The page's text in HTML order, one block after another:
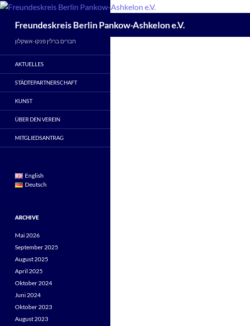
Zum
springenFreundeskreis Berlin Pankow-Ashkelon e.V.
חברים ברלין פנקו-אשקלון
AKTUELLES
STÄDTEPARTNERSCHAFT
KUNST
ÜBER DEN VEREIN
MITGLIEDSANTRAG
English
Deutsch
ARCHIVE
Mai 2026
September 2025
August 2025
April 2025
Oktober 2024
Juni 2024
Oktober 2023
August 2023